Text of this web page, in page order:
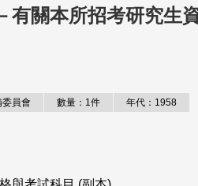
有關本所招考研究生
員會 數量：1件 年代：1958